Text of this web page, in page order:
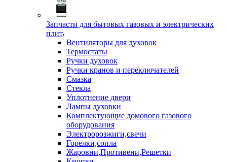
Запчасти для бытовых газовых и электрических
плит
Вентиляторы для духовок
Термостаты
Ручки духовок
Ручки кранов и переключателей
Смазка
Стекла
Уплотнение двери
Лампы духовки
Комплектующие домового газового
оборудования
Электророзжиги,свечи
Горелки,сопла
Жаровни,Противени,Решетки